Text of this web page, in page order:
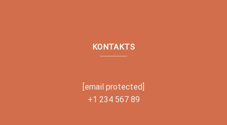
KONTAKTS
[email protected]
+1 234 567 89